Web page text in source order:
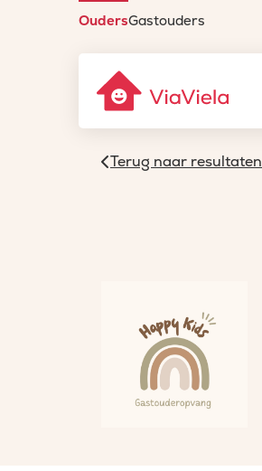
OudersGastouders
Terug naar resultaten